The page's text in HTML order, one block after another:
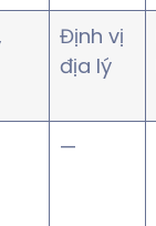
Định vị
địa lý
—